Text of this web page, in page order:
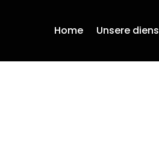
Home Unsere